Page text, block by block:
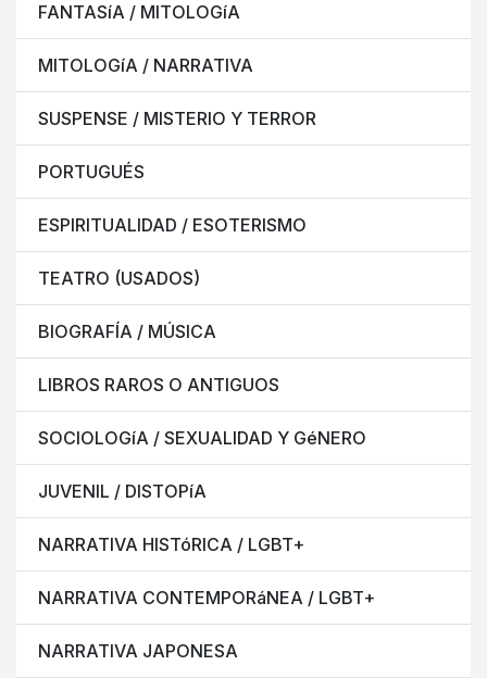
FANTASíA / MITOLOGíA
MITOLOGíA / NARRATIVA
SUSPENSE / MISTERIO Y TERROR
PORTUGUÉS
ESPIRITUALIDAD / ESOTERISMO
TEATRO (USADOS)
BIOGRAFÍA / MÚSICA
LIBROS RAROS O ANTIGUOS
SOCIOLOGíA / SEXUALIDAD Y GéNERO
JUVENIL / DISTOPíA
NARRATIVA HISTóRICA / LGBT+
NARRATIVA CONTEMPORáNEA / LGBT+
NARRATIVA JAPONESA